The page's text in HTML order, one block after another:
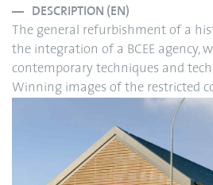
DESCRIPTION (EN)
The general refurbishment of a
the integration of a BCEE agency,
contemporary techniques and
Winning images of the restricted